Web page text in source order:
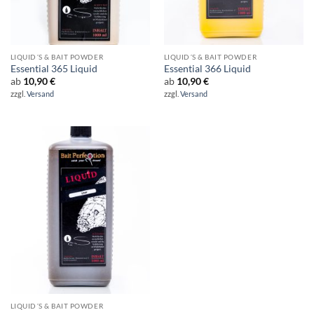
LIQUID´S & BAIT POWDER
Essential 365 Liquid
ab 10,90€
zzgl. Versand
LIQUID´S & BAIT POWDER
Essential 366 Liquid
ab 10,90€
zzgl. Versand
LIQUID´S & BAIT POWDER